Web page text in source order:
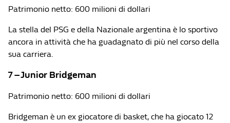
Patrimonio netto: 600 milioni di dollari
La stella del PSG e della Nazionale argentina è lo sportivo
ancora in attività che ha guadagnato di più nel corso della
sua carriera.
7 – Junior Bridgeman
Patrimonio netto: 600 milioni di dollari
Bridgeman è un ex giocatore di basket, che ha giocato 12